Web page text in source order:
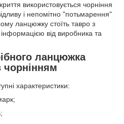
використовується чорніння
і непомітно "потьмарення"
ланцюжку стоїть тавро з
від виробника та
ланцюжка
чорнінням
характеристики: